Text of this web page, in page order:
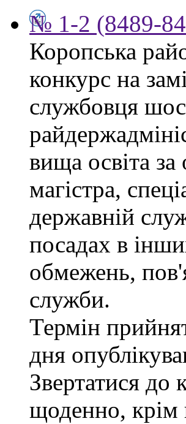
№ 1-2 (8489-
Коропська
конкурс на
службовця
вища освіта за
магістра,
державній
посадах в
обмежень,
служби.
Термін
дня
Звертатися до
щоденно, крім